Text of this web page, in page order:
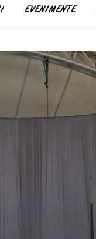
EVENIMENTE